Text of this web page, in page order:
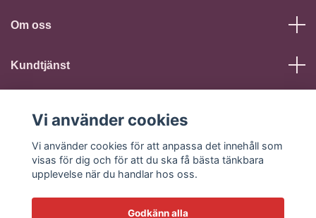
Om oss
Kundtjänst
Sociala medier
Vi använder cookies
Vi använder cookies för att anpassa det innehåll som
visas för dig och för att du ska få bästa tänkbara
upplevelse när du handlar hos oss.
Godkänn alla